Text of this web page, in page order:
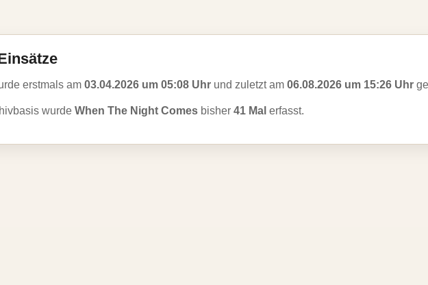
erstmals am 03.04.2026 um 05:08 Uhr und zuletzt am 06.08.2026 um 15:26 Uhr
wurde When The Night Comes bisher 41 Mal erfasst.